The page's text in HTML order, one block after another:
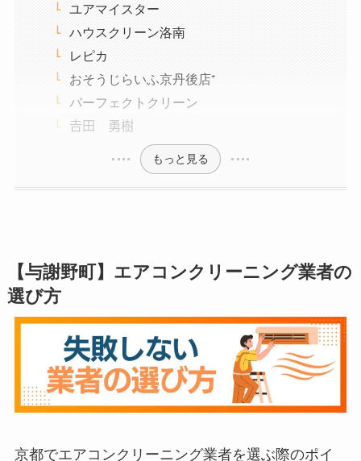
ユアマイスター
ハウスクリーン洛南
レピカ
おそうじらいふ京丹後店⁺
パーフェクトクリーン
𠮷田 勇樹
もっと見る
【与謝野町】エアコンクリーニング業者の
選び方
京都でエアコンクリーニング業者を選ぶ際のポイ